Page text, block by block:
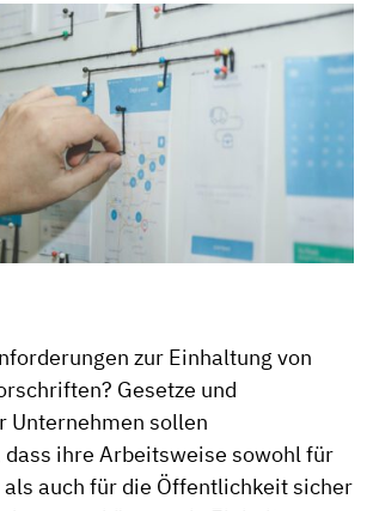
zur Einhaltung von
Gesetze und
Unternehmen sollen
ihre Arbeitsweise sowohl für
auch für die Öffentlichkeit sicher